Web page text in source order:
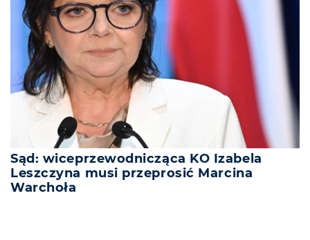
Sąd: wiceprzewodnicząca KO Izabela
Leszczyna musi przeprosić Marcina
Warchoła